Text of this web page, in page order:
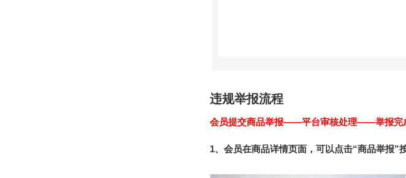
违规举报流程
会员提交商品举报——平台审核处理——举报完
1、会员在商品详情页面，可以点击“商品举报”